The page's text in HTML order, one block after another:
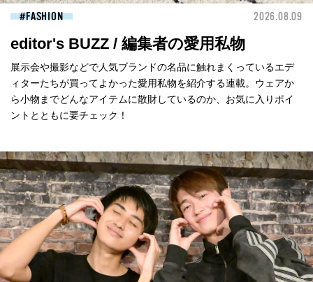
FASHION 2026.08.09
editor's BUZZ / 編集者の愛用私物
展示会や撮影などで人気ブランドの名品に触れまくっているエデ
ィターたちが買ってよかった愛用私物を紹介する連載。ウェアか
ら小物までどんなアイテムに散財しているのか、お気に入りポイ
ントとともに要チェック！